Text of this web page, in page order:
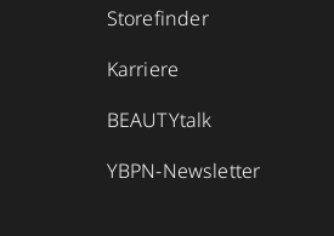
Storefinder
Karriere
BEAUTYtalk
YBPN-Newsletter